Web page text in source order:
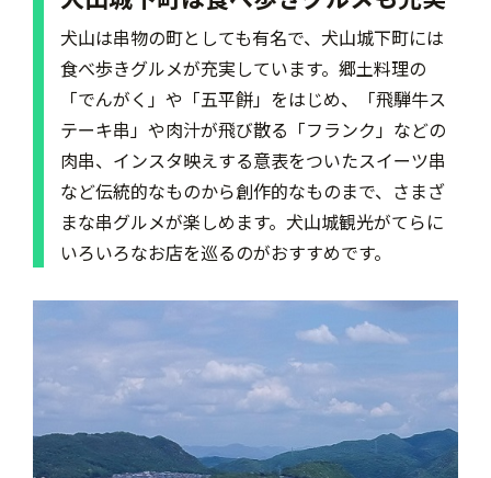
犬山は串物の町としても有名で、犬山城下町には
食べ歩きグルメが充実しています。郷土料理の
「でんがく」や「五平餅」をはじめ、「飛騨牛ス
テーキ串」や肉汁が飛び散る「フランク」などの
肉串、インスタ映えする意表をついたスイーツ串
など伝統的なものから創作的なものまで、さまざ
まな串グルメが楽しめます。犬山城観光がてらに
いろいろなお店を巡るのがおすすめです。